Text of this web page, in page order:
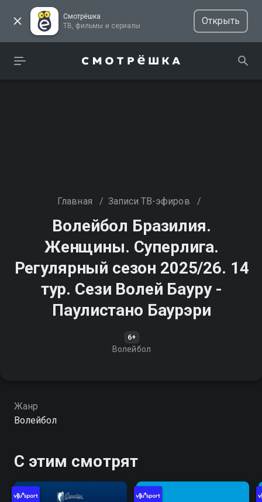
Смотрёшка
ТВ, фильмы и сериалы
Открыть
Главная / Записи ТВ-эфиров /
Волейбол Бразилия.
Женщины. Суперлига.
Регулярный сезон 2025/26. 14
тур. Сези Волей Бауру -
Паулистано Баурэри
6+
Волейбол
Жанр
Волейбол
С этим смотрят